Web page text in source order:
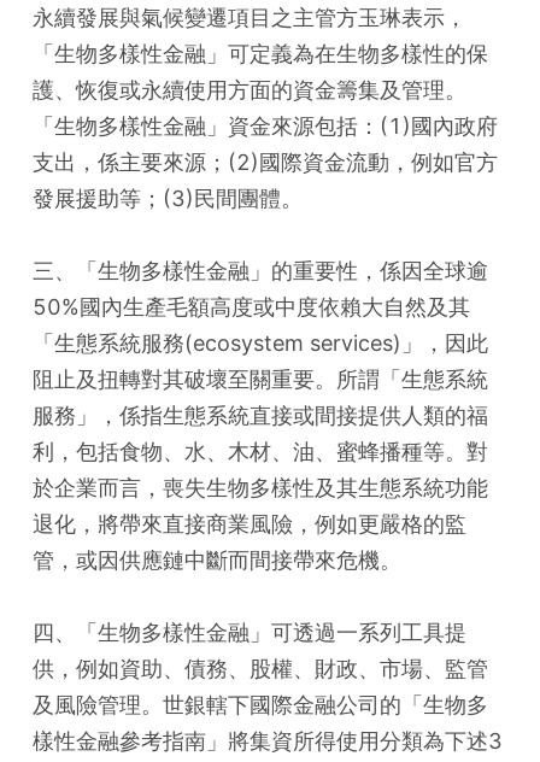
永續發展與氣候變遷項目之主管方玉琳表示，
「生物多樣性金融」可定義為在生物多樣性的保
護、恢復或永續使用方面的資金籌集及管理。
「生物多樣性金融」資金來源包括：(1)國內政府
支出，係主要來源；(2)國際資金流動，例如官方
發展援助等；(3)民間團體。
三、「生物多樣性金融」的重要性，係因全球逾
50%國內生產毛額高度或中度依賴大自然及其
「生態系統服務(ecosystem services)」，因此
阻止及扭轉對其破壞至關重要。所謂「生態系統
服務」，係指生態系統直接或間接提供人類的福
利，包括食物、水、木材、油、蜜蜂播種等。對
於企業而言，喪失生物多樣性及其生態系統功能
退化，將帶來直接商業風險，例如更嚴格的監
管，或因供應鏈中斷而間接帶來危機。
四、「生物多樣性金融」可透過一系列工具提
供，例如資助、債務、股權、財政、市場、監管
及風險管理。世銀轄下國際金融公司的「生物多
樣性金融參考指南」將集資所得使用分類為下述3